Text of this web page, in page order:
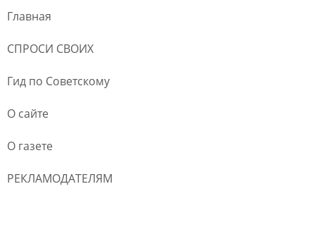
Главная
СПРОСИ СВОИХ
Гид по Советскому
О сайте
О газете
РЕКЛАМОДАТЕЛЯМ